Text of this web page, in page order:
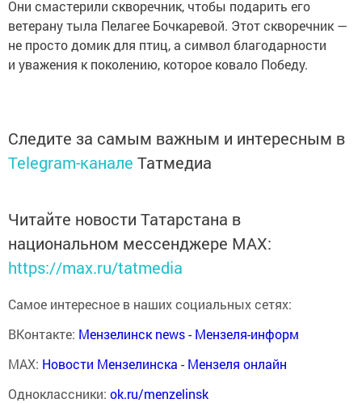
Они смастерили скворечник, чтобы подарить его
ветерану тыла Пелагее Бочкаревой. Этот скворечник —
не просто домик для птиц, а символ благодарности
и уважения к поколению, которое ковало Победу.
Следите за самым важным и интересным в
Telegram-канале Татмедиа
Читайте новости Татарстана в
национальном мессенджере MАХ:
https://max.ru/tatmedia
Самое интересное в наших социальных сетях:
ВКонтакте: Мензелинск news - Мензеля-информ
MAX: Новости Мензелинска - Мензеля онлайн
Одноклассники: ok.ru/menzelinsk